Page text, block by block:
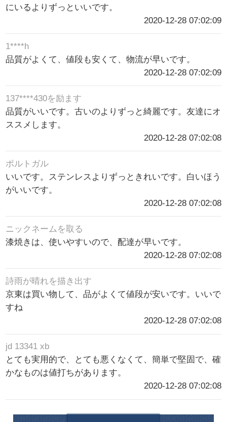
にいるよりずっといいです。
2020-12-28 07:02:09
1****h
品質がよくて、値段も安くて、物流が早いです。
2020-12-28 07:02:09
137****430を励ます
品質がいいです。古いのよりずっと綺麗です。友達にオ
ススメします。
2020-12-28 07:02:08
ポルトガル
いいです。ステンレスよりずっときれいです。白いほう
がいいです。
2020-12-28 07:02:08
ニックネームを取る
漆焼きは、使いやすいので、配達が早いです。
2020-12-28 07:02:08
詩雨が晴れを描き出す
京東は買い物して、品がよくて値段が安いです。いいで
すね
2020-12-28 07:02:08
jd 13341 xb
とても実用的で、とても悪くなくて、簡単で堅固で、確
かなものは値打ちがあります。
2020-12-28 07:02:08